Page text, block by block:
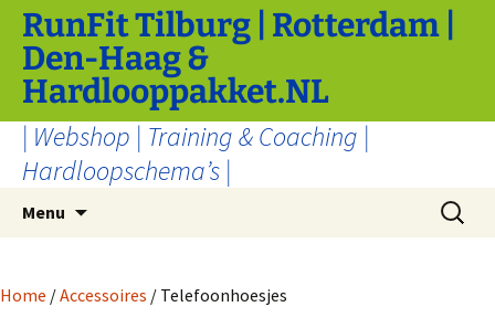
naar
inhoud
RunFit Tilburg | Rotterdam |
Den-Haag &
Hardlooppakket.NL
| Webshop | Training & Coaching |
Hardloopschema’s |
Menu
Zoeken
naar:
Home /Accessoires / Telefoonhoesjes